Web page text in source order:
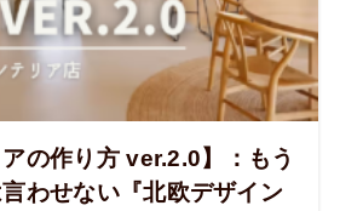
アの作り方 ver.2.0】：もう
わせない『北欧デザイン